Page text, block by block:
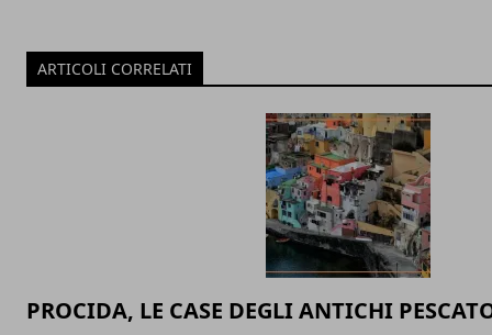
ARTICOLI CORRELATI
PROCIDA, LE CASE DEGLI ANTICHI